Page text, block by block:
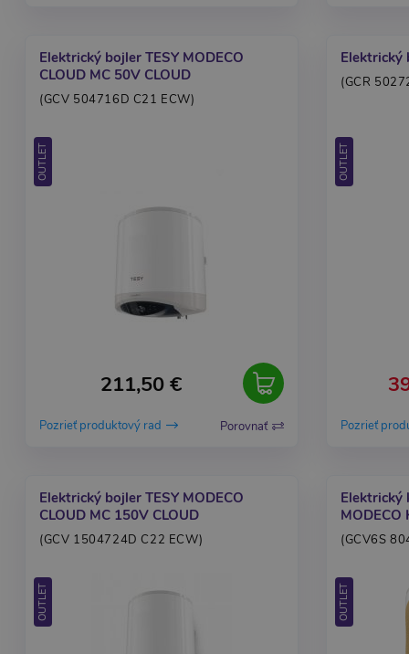
Elektrický bojler TESY MODECO
CLOUD MC 50V CLOUD
(GCV 504716D C21 ECW)
OUTLET
211,50 €
Pozrieť produktový rad Porovnať
Elektrický
(GCR
OUTLET
Pozrieť
Elektrický bojler TESY MODECO
CLOUD MC 150V CLOUD
(GCV 1504724D C22 ECW)
OUTLET
Elektrický
MODECO
(GCV6S
OUTLET